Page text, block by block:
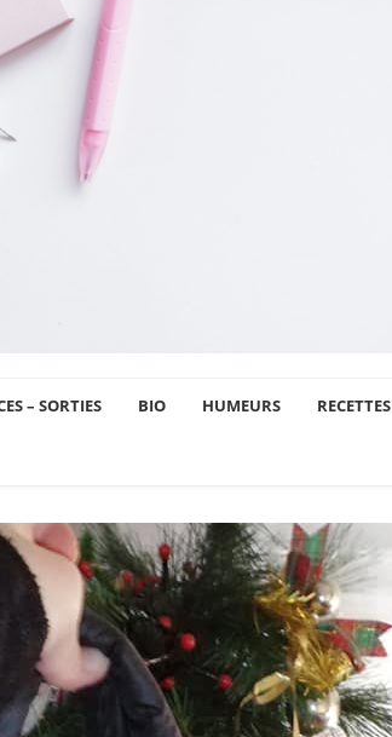
– SORTIES BIO HUMEURS RECETTES